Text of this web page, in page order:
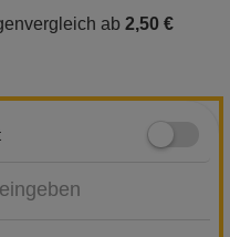
ab 2,50 €